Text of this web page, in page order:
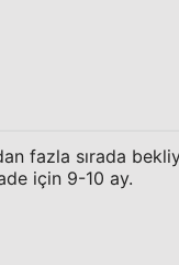
fazla sırada
için 9-10 ay.